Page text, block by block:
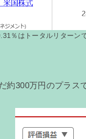
％はトータルリターン
約300万円のプラス